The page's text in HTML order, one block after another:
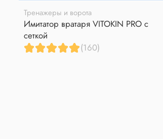
Тренажеры и ворота
Имитатор вратаря VITOKIN PRO с
сеткой
(160)